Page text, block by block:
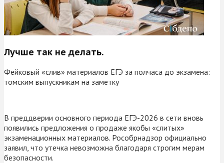
Лучше так не делать.
Фейковый «слив» материалов ЕГЭ за полчаса до экзамена:
томским выпускникам на заметку
В преддверии основного периода ЕГЭ-2026 в сети вновь
появились предложения о продаже якобы «слитых»
экзаменационных материалов. Рособрнадзор официально
заявил, что утечка невозможна благодаря строгим мерам
безопасности.